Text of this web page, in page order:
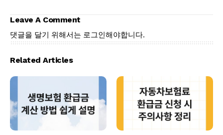
Leave A Comment
댓글을 달기 위해서는 로그인해야합니다.
Related Articles